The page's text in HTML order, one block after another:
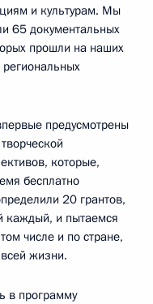
и культурам. Мы
65 документальных
прошли на наших
предусмотрены
которые,
бесплатно
20 грантов,
каждый, и пытаемся
числе и по стране,
жизни.
в программу